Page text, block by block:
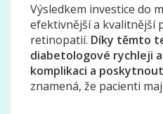
Výsledkem investice do
efektivnější a kvalitnější
retinopatií. Díky těmto
diabetologové rychleji
komplikaci a
znamená, že pacienti